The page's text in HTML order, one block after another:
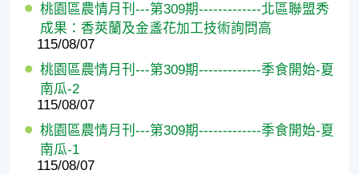
桃園區農情月刊---第309期-------------北區聯盟秀
成果：香莢蘭及金盞花加工技術詢問高
115/08/07
桃園區農情月刊---第309期-------------季食開始-夏
南瓜-2
115/08/07
桃園區農情月刊---第309期-------------季食開始-夏
南瓜-1
115/08/07